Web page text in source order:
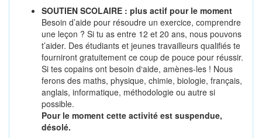
SOUTIEN SCOLAIRE : plus actif pour le moment
Besoin d’aide pour résoudre un exercice, comprendre
une leçon ? Si tu as entre 12 et 20 ans, nous pouvons
t’aider. Des étudiants et jeunes travailleurs qualifiés te
fourniront gratuitement ce coup de pouce pour réussir.
Si tes copains ont besoin d‘aide, amènes-les ! Nous
ferons des maths, physique, chimie, biologie, français,
anglais, informatique, méthodologie ou autre si
possible.
Pour le moment cette activité est suspendue,
désolé.